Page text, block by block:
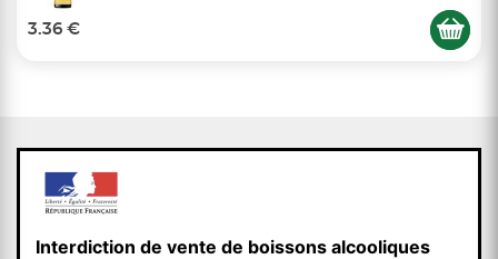
3.36 €
Interdiction de vente de boissons alcooliques